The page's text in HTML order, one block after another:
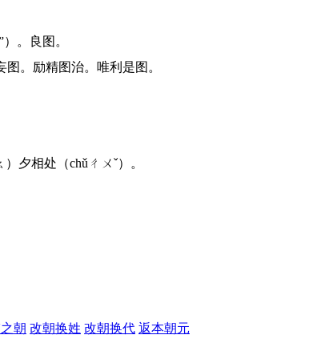
）。良图。
图。励精图治。唯利是图。
）夕相处（chǔㄔㄨˇ）。
朝 改朝换姓 改朝换代 返本朝元